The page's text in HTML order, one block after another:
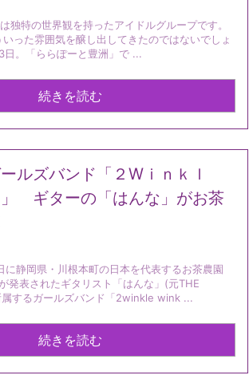
独特の世界観を持ったアイドルグループです。
った雰囲気を醸し出してきたのではないでしょ
。「ららぽーと豊洲」で ...
続きを読む
ルズバンド「２Wｉｎｋｌ
ギターの「はんな」がお茶
に静岡県・川根本町の日本を代表するお茶農園
発表されたギタリスト「はんな」(元THE
属するガールズバンド「2winkle wink ...
続きを読む